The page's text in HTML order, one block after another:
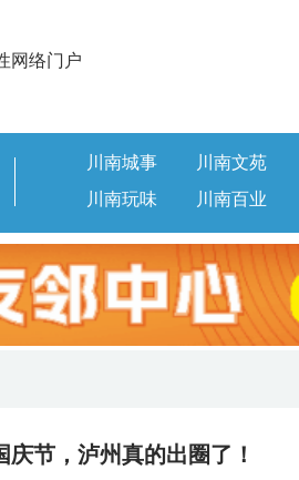
网络门户
川南城事 川南文苑
川南玩味
川南百业
节，泸州真的出圈了！